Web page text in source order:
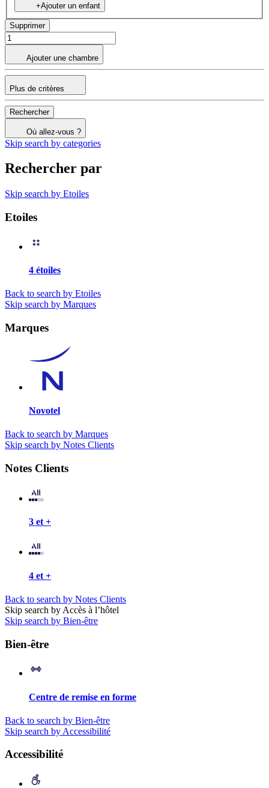
+Ajouter un enfant
Supprimer
Ajouter une chambre
Plus de critères
Rechercher
Où allez-vous ?
Skip search by categories
Rechercher par
Skip search by Etoiles
Etoiles
4 étoiles
Back to search by Etoiles
Skip search by Marques
Marques
Novotel
Back to search by Marques
Skip search by Notes Clients
Notes Clients
3 et +
4 et +
Back to search by Notes Clients
Skip search by Accès à l’hôtel
Skip search by Bien-être
Bien-être
Centre de remise en forme
Back to search by Bien-être
Skip search by Accessibilité
Accessibilité